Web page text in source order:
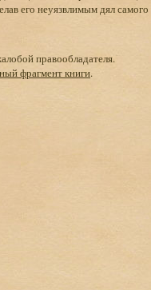
его неуязвлимым дял
правообладателя.
фрагмент книги.